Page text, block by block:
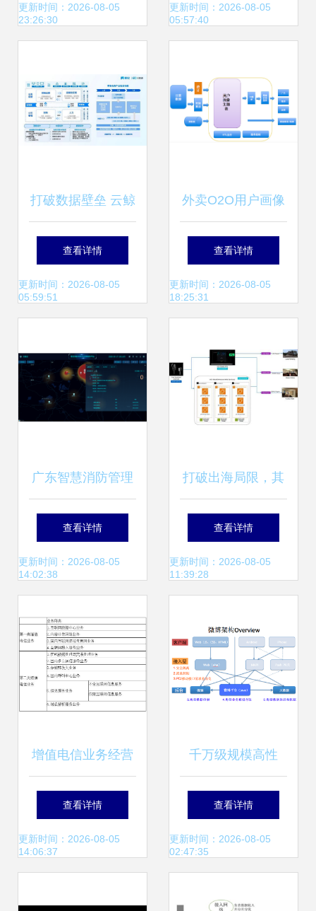
术社区数据处理与
更新时间：2026-08-05
23:26:30
Pulsar重构日志服
更新时间：2026-08-05
05:57:40
打破数据壁垒 云鲸
携手帆软BI系统优
化用户体验与营销
查看详情
更新时间：2026-08-05
05:59:51
外卖O2O用户画像
实践 界面设计与数
据处理的协同优化
查看详情
更新时间：2026-08-05
18:25:31
广东智慧消防管理
系统 消防工程接入
与数据处理存储的
查看详情
更新时间：2026-08-05
14:02:38
打破出海局限，其
域创新借亚马逊云
科技为三维重建注
查看详情
更新时间：2026-08-05
11:39:28
增值电信业务经营
许可证有效期到期
续期办理相关规定
查看详情
更新时间：2026-08-05
14:06:37
千万级规模高性
能、高并发的网络
架构经验分享
查看详情
更新时间：2026-08-05
02:47:35